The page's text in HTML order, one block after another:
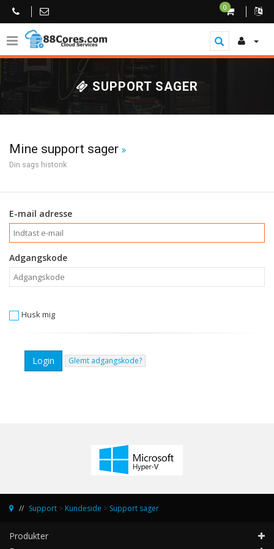
0
SUPPORT SAGER
Mine support sager
Din sags historik
E-mail adresse
Adgangskode
Husk mig
Glemt adgangskode?
Support > Kundeside > Support sager
Produkter